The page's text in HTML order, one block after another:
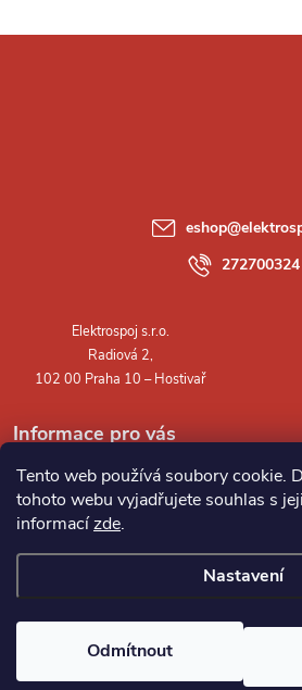
Tento web používá soubory cookie.
tohoto webu vyjadřujete souhlas s
informacízde.
Nastavení
Odmítnout
Informace pro vás
eshop@
272700324
Elektrospoj s.r.o..